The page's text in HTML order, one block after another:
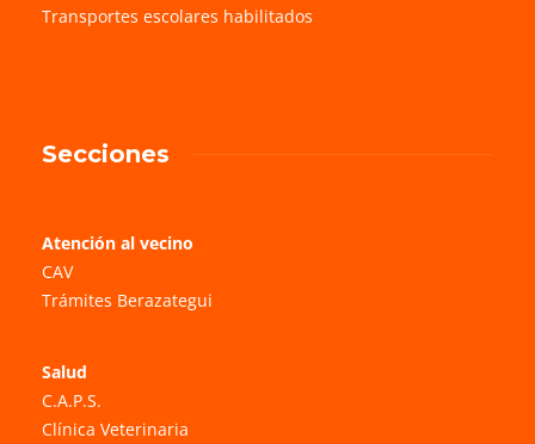
Transportes escolares habilitados
Secciones
Atención al vecino
CAV
Trámites Berazategui
Salud
C.A.P.S.
Clínica Veterinaria